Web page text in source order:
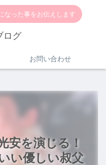
なった事をお伝えします
ログ
お問い合わせ
安を演じる！
い優しい叔父